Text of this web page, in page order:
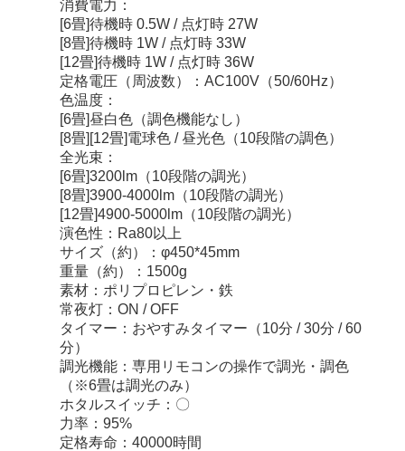
消費電力：
[6畳]待機時 0.5W / 点灯時 27W
[8畳]待機時 1W / 点灯時 33W
[12畳]待機時 1W / 点灯時 36W
定格電圧（周波数）：AC100V（50/60Hz）
色温度：
[6畳]昼白色（調色機能なし）
[8畳][12畳]電球色 / 昼光色（10段階の調色）
全光束：
[6畳]3200lm（10段階の調光）
[8畳]3900-4000lm（10段階の調光）
[12畳]4900-5000lm（10段階の調光）
演色性：Ra80以上
サイズ（約）：φ450*45mm
重量（約）：1500g
素材：ポリプロピレン・鉄
常夜灯：ON / OFF
タイマー：おやすみタイマー（10分 / 30分 / 60
分）
調光機能：専用リモコンの操作で調光・調色
（※6畳は調光のみ）
ホタルスイッチ：〇
力率：95%
定格寿命：40000時間